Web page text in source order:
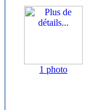
1 photo